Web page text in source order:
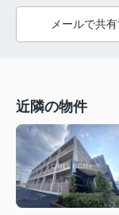
メールで共
近隣の物件